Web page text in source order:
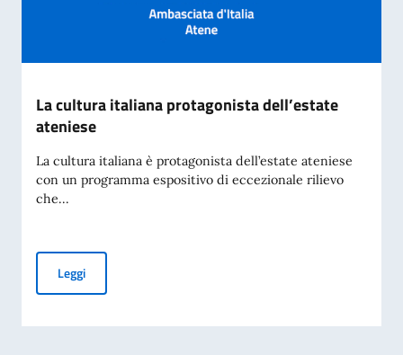
La cultura italiana protagonista dell’estate
ateniese
La cultura italiana è protagonista dell’estate ateniese
con un programma espositivo di eccezionale rilievo
che...
LeggiLa cultura italiana protagonista dell’estate ateniese